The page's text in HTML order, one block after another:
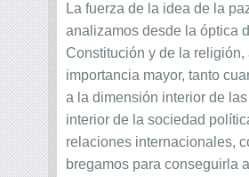
La fuerza de la idea de la
analizamos desde la óptica
Constitución y de la religión,
importancia mayor, tanto
a la dimensión interior de las
interior de la sociedad
relaciones internacionales,
bregamos para conseguirla